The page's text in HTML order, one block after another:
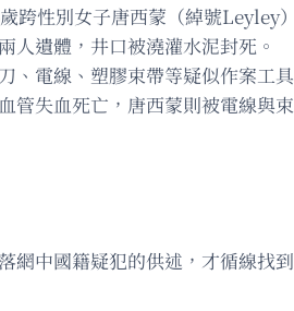
跨性別女子唐西蒙（綽號Leyley
人遺體，井口被澆灌水泥封死。
、電線、塑膠束帶等疑似作案工具
管失血死亡，唐西蒙則被電線與
網中國籍疑犯的供述，才循線找